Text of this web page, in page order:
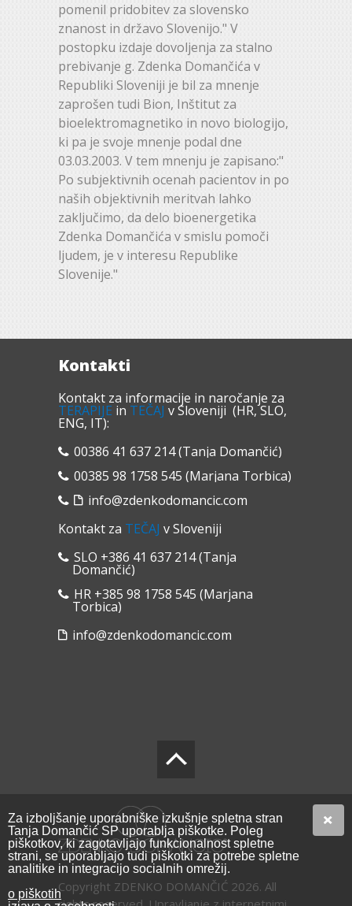
pomenil pridobitev za slovensko
znanost in državo Slovenijo." V
postopku izdaje dovoljenja za stalno
prebivanje g. Zdenka Domančića v
Republiki Sloveniji je bil za mnenje
zaprošen tudi Bion, Inštitut za
bioelektromagnetiko in novo biologijo,
ki pa je svoje mnenje podal dne
03.03.2003. V tem mnenju je zapisano:"
Po subjektivnih ocenah pacientov in po
naših objektivnih meritvah lahko
zaključimo, da delo bioenergetika
Zdenka Domančića v smislu pomoči
ljudem, je v interesu Republike
Slovenije."
Kontakti
Kontakt za informacije in naročanje za
TERAPIJE in TEČAJ v Sloveniji (HR, SLO,
ENG, IT):
00386 41 637 214 (Tanja Domančić)
00385 98 1758 545 (Marjana Torbica)
info@zdenkodomancic.com
Kontakt za TEČAJ v Sloveniji
SLO +386 41 637 214 (Tanja
Domančić)
HR +385 98 1758 545 (Marjana
Torbica)
info@zdenkodomancic.com
Copyright ZDENKO DOMANČIĆ 2026. All
Za izboljšanje uporabniške izkušnje spletna stran
Tanja Domančić SP uporablja piškotke. Poleg
piškotkov, ki zagotavljajo funkcionalnost spletne
strani, se uporabljajo tudi piškotki za potrebe spletne
analitike in integracijo socialnih omrežij.
o piškotih